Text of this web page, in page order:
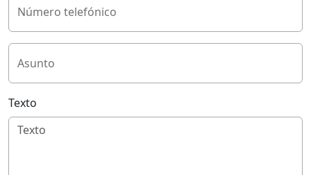
Número telefónico
Asunto
Texto